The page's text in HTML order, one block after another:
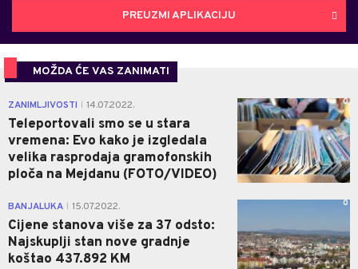
PREUZMI APLIKACIJU
MOŽDA ĆE VAS ZANIMATI
ZANIMLJIVOSTI 14.07.2022.
Teleportovali smo se u stara
vremena: Evo kako je izgledala
velika rasprodaja gramofonskih
ploča na Mejdanu (FOTO/VIDEO)
0
BANJALUKA 15.07.2022.
Cijene stanova više za 37 odsto:
Najskuplji stan nove gradnje
koštao 437.892 KM
0